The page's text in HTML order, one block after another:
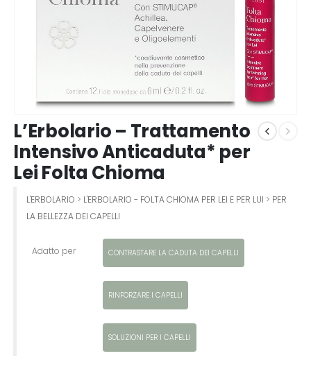
L’Erbolario – Trattamento
Intensivo Anticaduta* per
Lei Folta Chioma
L'ERBOLARIO > L'ERBOLARIO - FOLTA CHIOMA PER LEI E PER LUI > PER
LA BELLEZZA DEI CAPELLI
Adatto per CONTRASTARE LA CADUTA DEI CAPELLI
RINFORZARE I CAPELLI
SOLUZIONI PER I CAPELLI